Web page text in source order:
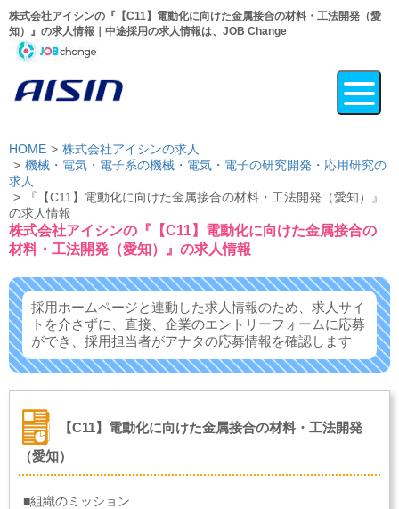
株式会社アイシンの『【C11】電動化に向けた金属接合の材料・工法開発（愛
知）』の求人情報｜中途採用の求人情報は、JOB Change
HOME
株式会社アイシンの求人
機械・電気・電子系の機械・電気・電子の研究開発・応用研究の
求人
『【C11】電動化に向けた金属接合の材料・工法開発（愛知）』
の求人情報
株式会社アイシンの『【C11】電動化に向けた金属接合の
材料・工法開発（愛知）』の求人情報
採用ホームページと連動した求人情報のため、求人サイ
トを介さずに、 直接、企業のエントリーフォームに応募
ができ、 採用担当者がアナタの応募情報を確認します
【C11】電動化に向けた金属接合の材料・工法開発
（愛知）
■組織のミッション